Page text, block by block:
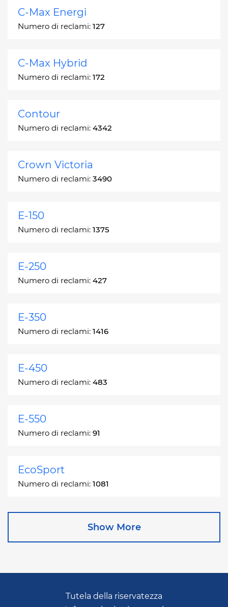
C-Max Energi
Numero di reclami: 127
C-Max Hybrid
Numero di reclami: 172
Contour
Numero di reclami: 4342
Crown Victoria
Numero di reclami: 3490
E-150
Numero di reclami: 1375
E-250
Numero di reclami: 427
E-350
Numero di reclami: 1416
E-450
Numero di reclami: 483
E-550
Numero di reclami: 91
EcoSport
Numero di reclami: 1081
Escape
Show More
Tutela della riservatezza